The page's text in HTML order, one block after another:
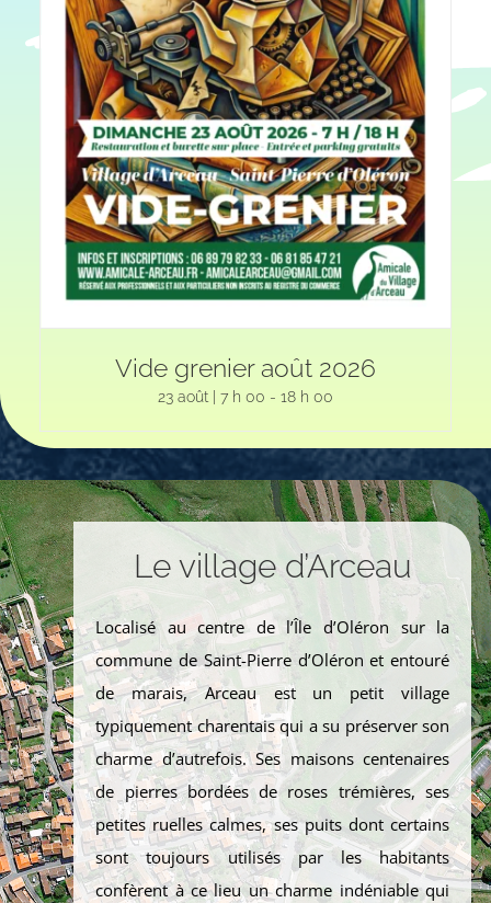
Vide grenier août 2026
23 août | 7 h 00 - 18 h 00
Le village d’Arceau
Localisé au centre de l’Île d’Oléron sur la
commune de Saint-Pierre d’Oléron et entouré
de marais, Arceau est un petit village
typiquement charentais qui a su préserver son
charme d’autrefois. Ses maisons centenaires
de pierres bordées de roses trémières, ses
petites ruelles calmes, ses puits dont certains
sont toujours utilisés par les habitants
confèrent à ce lieu un charme indéniable qui